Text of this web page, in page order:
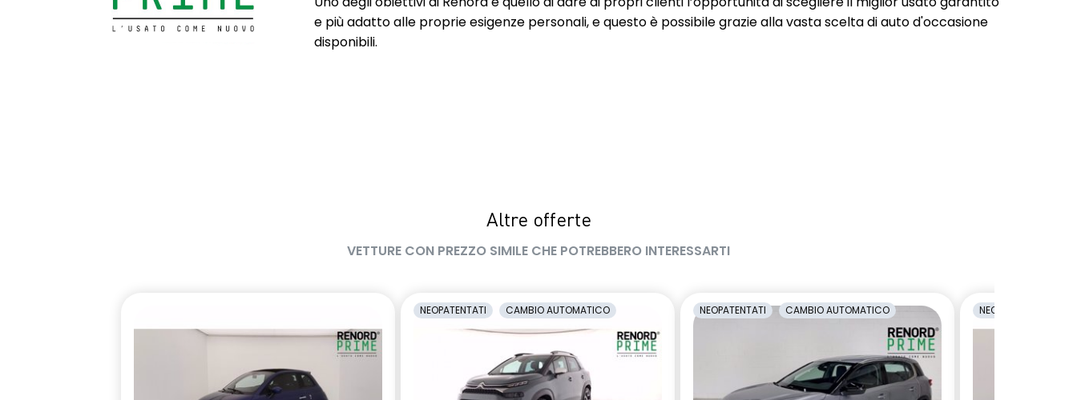
e più adatto alle proprie esigenze personali, e questo è possibile grazie alla vasta scelta di auto d'occasione
disponibili.
Altre offerte
VETTURE CON PREZZO SIMILE CHE POTREBBERO INTERESSARTI
NEOPATENTATI CAMBIO AUTOMATICO NEOPATENTATI CAMBIO AUTOMATICO NEOPATENTATI